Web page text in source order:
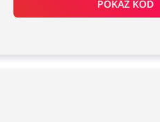
POKAŻ KOD